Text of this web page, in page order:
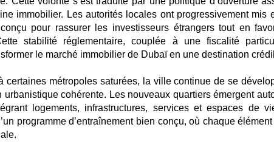
immobilier. Les autorités locales ont progressivement mis
pour rassurer les investisseurs étrangers tout en
stabilité réglementaire, couplée à une fiscalité
le marché immobilier de Dubaï en une destination
certaines métropoles saturées, la ville continue de se
urbanistique cohérente. Les nouveaux quartiers émergent
logements, infrastructures, services et espaces de
programme d’entraînement bien conçu, où chaque